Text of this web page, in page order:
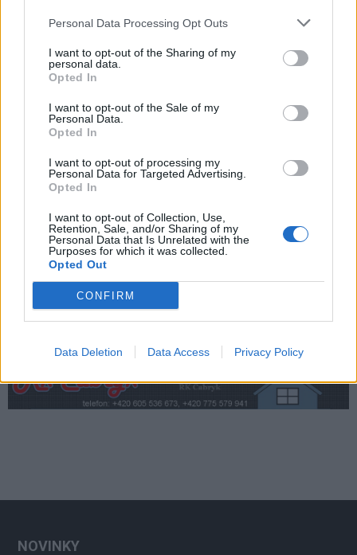
Personal Data Processing Opt Outs
I want to opt-out of the Sharing of my
personal data.
Opted In
I want to opt-out of the Sale of my
Personal Data.
Opted In
I want to opt-out of processing my
Personal Data for Targeted Advertising.
Opted In
I want to opt-out of Collection, Use,
Retention, Sale, and/or Sharing of my
Personal Data that Is Unrelated with the
Purposes for which it was collected.
Opted Out
CONFIRM
Data Deletion Data Access Privacy Policy
Zpravodajství
výborné podmínky. Horší voda je jen na
Živohošti
Zpravodajství
Přibudou i tři nové poblíž Svaté Hory
Středočeský kraj upravil pravidla soutěže.
Obce nově získají body i za předcházení
NOVINKY